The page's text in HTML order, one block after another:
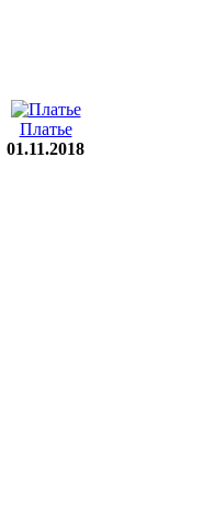
Платье
01.11.2018